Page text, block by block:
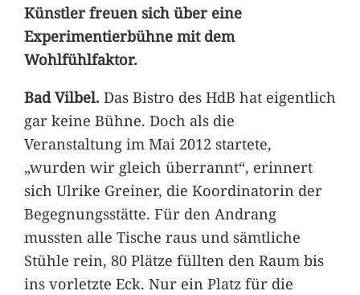
Künstler freuen sich über eine
Experimentierbühne mit dem
Wohlfühlfaktor.
Bad Vilbel.Das Bistro des HdB hat eigentlich
gar keine Bühne. Doch als die
Veranstaltung im Mai 2012 startete,
„wurden wir gleich überrannt“, erinnert
sich Ulrike Greiner, die Koordinatorin der
Begegnungsstätte. Für den Andrang
mussten alle Tische raus und sämtliche
Stühle rein, 80 Plätze füllten den Raum bis
ins vorletzte Eck. Nur ein Platz für die